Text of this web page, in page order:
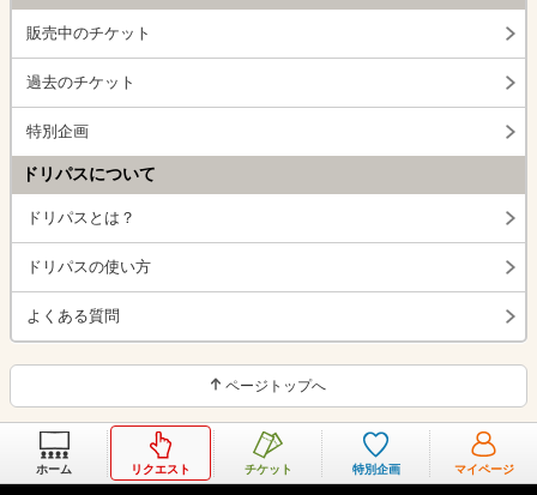
販売中のチケット
過去のチケット
特別企画
ドリパスについて
ドリパスとは？
ドリパスの使い方
よくある質問
ページトップへ
ホーム リクエスト チケット 特別企画 マイページ